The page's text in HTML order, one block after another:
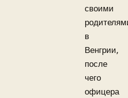
своими
в
Венгрии,
после
чего
офицера